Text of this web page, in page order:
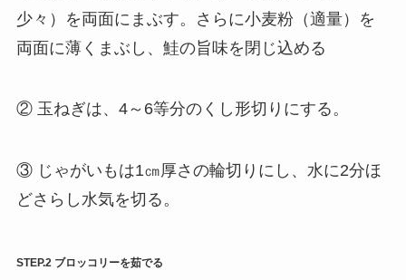
少々）を両面にまぶす。さらに小麦粉（適量）を
両面に薄くまぶし、鮭の旨味を閉じ込める
② 玉ねぎは、4～6等分のくし形切りにする。
③ じゃがいもは1㎝厚さの輪切りにし、水に2分ほ
どさらし水気を切る。
STEP.2 ブロッコリーを茹でる